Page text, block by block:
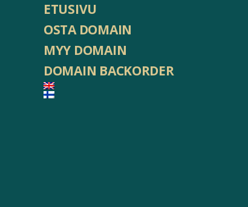
ETUSIVU
OSTA DOMAIN
MYY DOMAIN
DOMAIN BACKORDER